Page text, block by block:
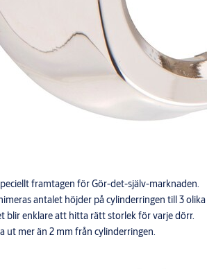
framtagen för Gör-det-själv-marknaden.
antalet höjder på cylinderringen till 3 olika
blir enklare att hitta rätt storlek för varje dörr.
ut mer än 2 mm från cylinderringen.